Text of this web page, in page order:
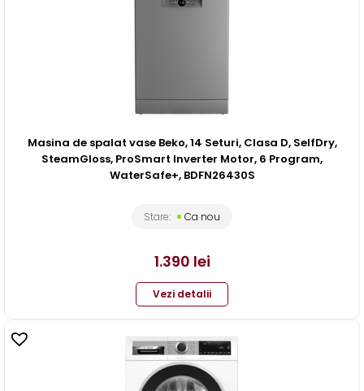
Masina de spalat vase Beko, 14 Seturi, Clasa D, SelfDry,
SteamGloss, ProSmart Inverter Motor, 6 Program,
WaterSafe+, BDFN26430S
Stare: Ca nou
1.390 lei
Vezi detalii